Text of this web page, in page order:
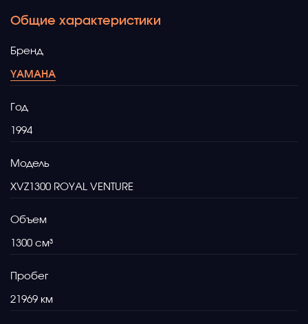
Общие характеристики
Бренд
YAMAHA
Год
1994
Модель
XVZ1300 ROYAL VENTURE
Объем
1300
Пробег
21969